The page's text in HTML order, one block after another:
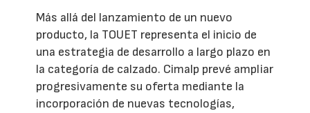
Más allá del lanzamiento de un nuevo
producto, la TOUET representa el inicio de
una estrategia de desarrollo a largo plazo en
la categoría de calzado. Cimalp prevé ampliar
progresivamente su oferta mediante la
incorporación de nuevas tecnologías,